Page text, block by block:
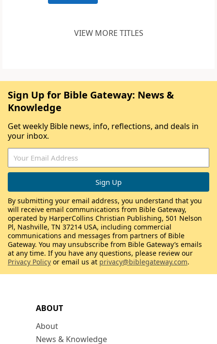
VIEW MORE TITLES
ABOUT
About
News & Knowledge
Sign Up for Bible Gateway: News &
Knowledge
Get weekly Bible news, info, reflections, and deals in
your inbox.
By submitting your email address, you understand that you
will receive email communications from Bible Gateway,
operated by HarperCollins Christian Publishing, 501 Nelson
Pl, Nashville, TN 37214 USA, including commercial
communications and messages from partners of Bible
Gateway. You may unsubscribe from Bible Gateway’s emails
at any time. If you have any questions, please review our
Privacy Policy or email us at privacy@biblegateway.com.